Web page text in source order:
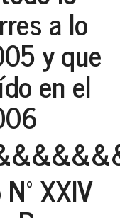
a lo
y que
en el
XXIV